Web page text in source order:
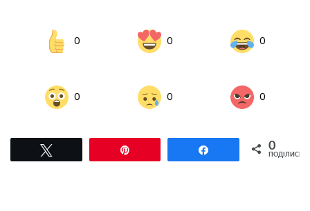
0 0 0
0 0 0
Поділитися0
ПОДІЛИСЬ